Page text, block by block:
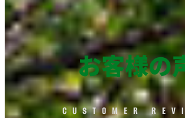
お客様の
CUSTOMER